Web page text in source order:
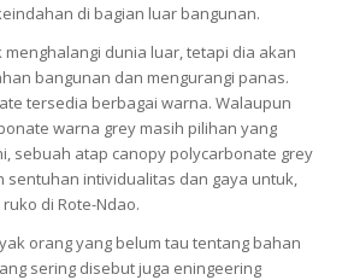
di bagian luar bangunan.
dunia luar, tetapi dia akan
bangunan dan mengurangi panas.
tersedia berbagai warna. Walaupun
warna grey masih pilihan yang
sebuah atap canopy polycarbonate grey
sentuhan intividualitas dan gaya untuk,
di Rote-Ndao.
orang yang belum tau tentang bahan
sering disebut juga eningeering